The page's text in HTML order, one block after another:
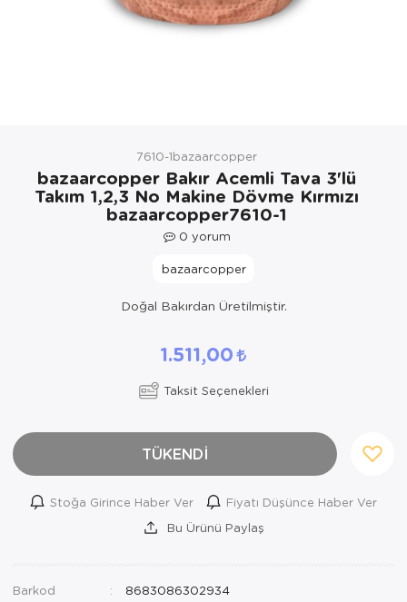
7610-1bazaarcopper
bazaarcopper Bakır Acemli Tava 3'lü
Takım 1,2,3 No Makine Dövme Kırmızı
bazaarcopper7610-1
0 yorum
bazaarcopper
Doğal Bakırdan Üretilmiştir.
1.511,00
Taksit Seçenekleri
TÜKENDİ
Stoğa Girince Haber Ver
Fiyatı Düşünce Haber Ver
Bu Ürünü Paylaş
Barkod
8683086302934